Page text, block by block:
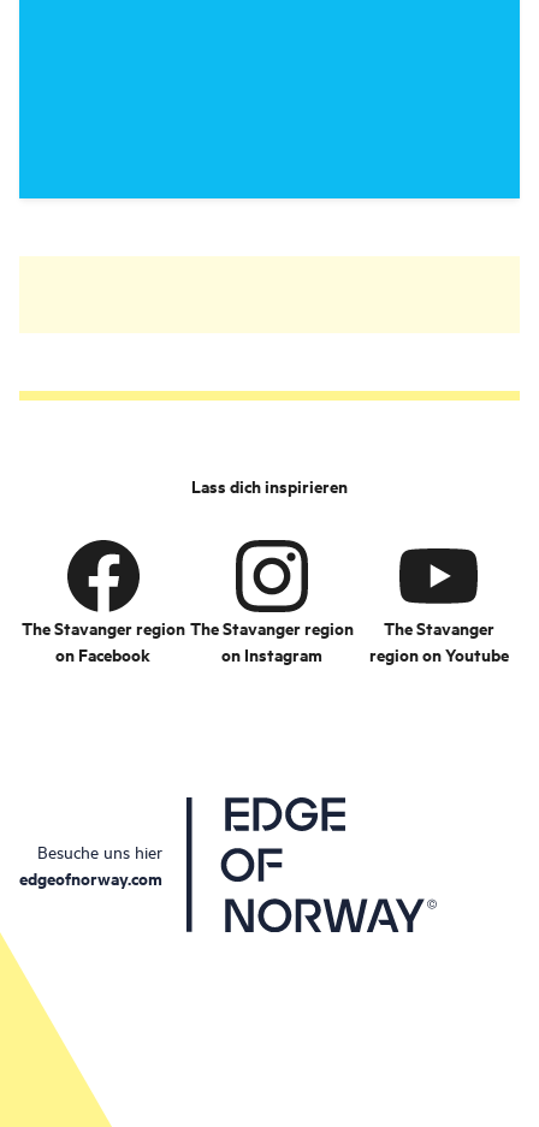
Lass dich inspirieren
The Stavanger region
on Facebook
The Stavanger region
on Instagram
The Stavanger
region on Youtube
Besuche uns hier
edgeofnorway.com